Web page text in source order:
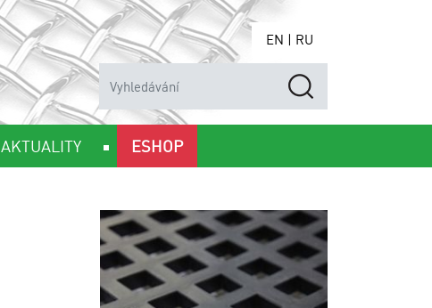
EN | RU
AKTUALITY ESHOP